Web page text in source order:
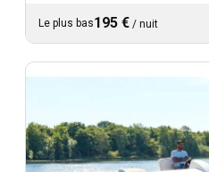
Le plus bas195 € / nuit